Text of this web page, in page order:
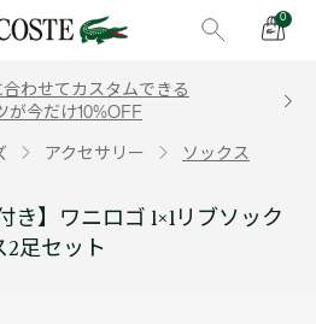
0
合わせてカスタムできる
が今だけ10%OFF
アクセサリー ソックス
き】ワニロゴ 1×1リブソック
2足セット